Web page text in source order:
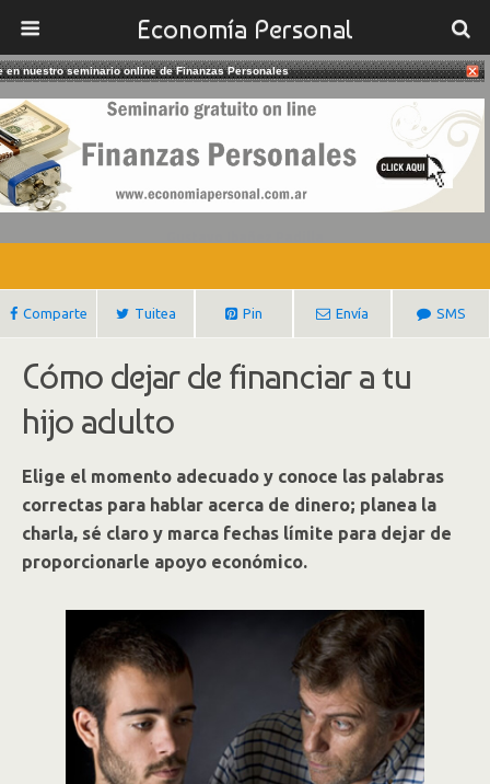
Economía Personal
31/12/2018
Hijos Adultos: Cómo Cortar El
Cordón Umbilical Financiero
Comparte Tuitea Pin Envía SMS
Cómo dejar de financiar a tu
hijo adulto
Elige el momento adecuado y conoce las palabras
correctas para hablar acerca de dinero; planea la
charla, sé claro y marca fechas límite para dejar de
proporcionarle apoyo económico.
en nuestro seminario online de Finanzas Personales